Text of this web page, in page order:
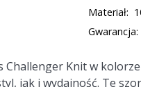
Materiał:
Gwarancja:
Challenger Knit w
jak i wydajność. Te